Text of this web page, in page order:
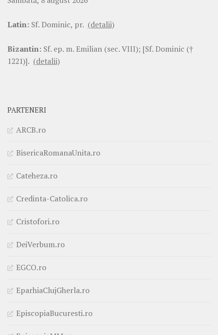
Latin: Sf. Dominic, pr. (detalii)
Bizantin: Sf. ep. m. Emilian (sec. VIII); [Sf. Dominic (†
1221)]. (detalii)
PARTENERI
ARCB.ro
BisericaRomanaUnita.ro
Cateheza.ro
Credinta-Catolica.ro
Cristofori.ro
DeiVerbum.ro
EGCO.ro
EparhiaClujGherla.ro
EpiscopiaBucuresti.ro